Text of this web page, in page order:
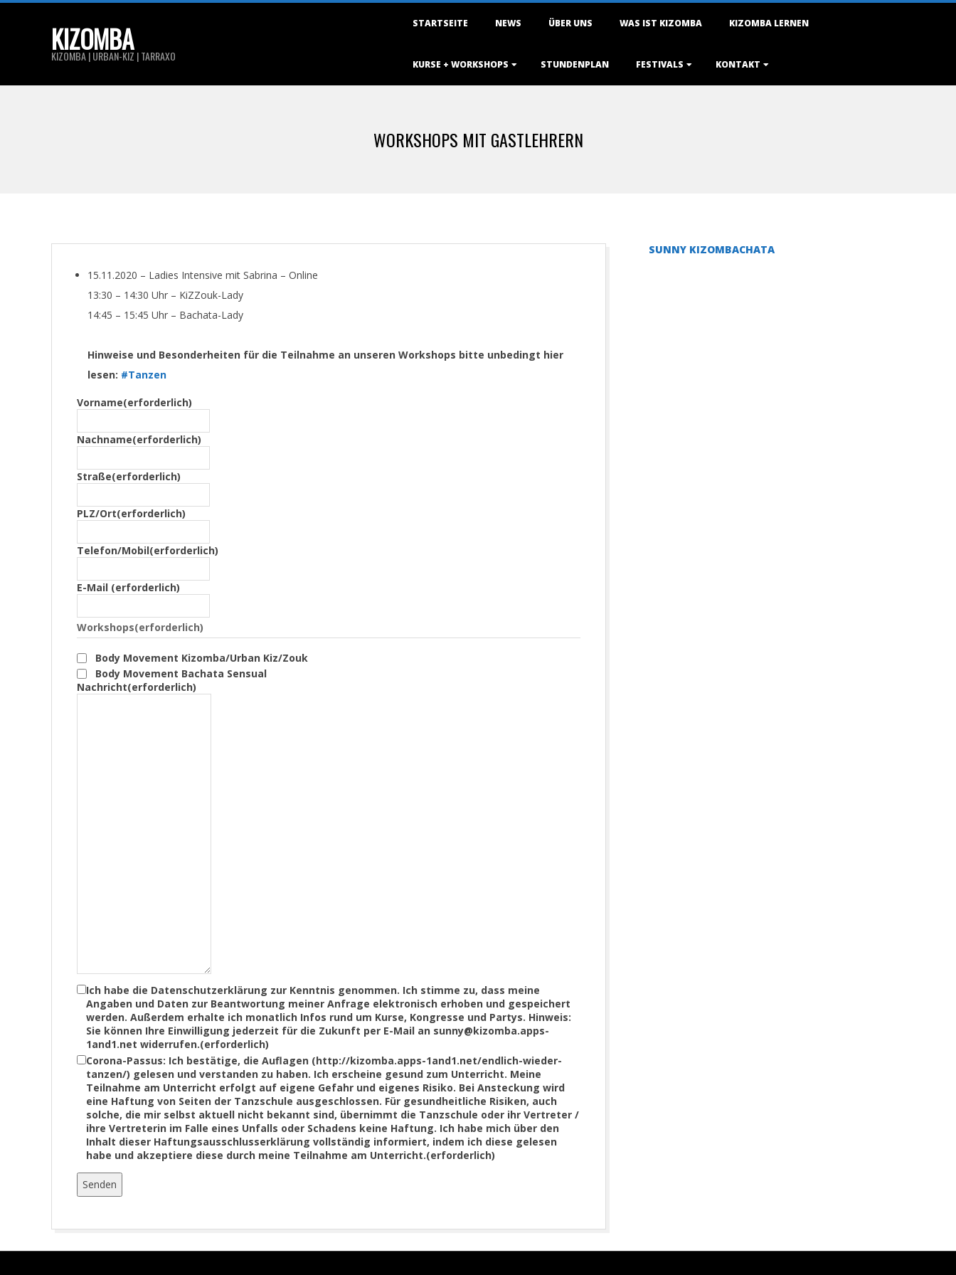
KIZOMBA
KIZOMBA | URBAN-KIZ | TARRAXO
STARTSEITE NEWS ÜBER UNS WAS IST KIZOMBA KIZOMBA LERNEN
KURSE + WORKSHOPS STUNDENPLAN FESTIVALS KONTAKT
WORKSHOPS MIT GASTLEHRERN
15.11.2020 – Ladies Intensive mit Sabrina – Online
13:30 – 14:30 Uhr – KiZZouk-Lady
14:45 – 15:45 Uhr – Bachata-Lady
Hinweise und Besonderheiten für die Teilnahme an unseren Workshops bitte unbedingt hier
lesen: #Tanzen
Vorname(erforderlich)
Nachname(erforderlich)
Straße(erforderlich)
PLZ/Ort(erforderlich)
Telefon/Mobil(erforderlich)
E-Mail (erforderlich)
Workshops(erforderlich)
Body Movement Kizomba/Urban Kiz/Zouk
Body Movement Bachata Sensual
Nachricht(erforderlich)
Ich habe die Datenschutzerklärung zur Kenntnis genommen. Ich stimme zu, dass meine
Angaben und Daten zur Beantwortung meiner Anfrage elektronisch erhoben und gespeichert
werden. Außerdem erhalte ich monatlich Infos rund um Kurse, Kongresse und Partys. Hinweis:
Sie können Ihre Einwilligung jederzeit für die Zukunft per E-Mail an sunny@kizomba.apps-
1and1.net widerrufen.(erforderlich)
Corona-Passus: Ich bestätige, die Auflagen (http://kizomba.apps-1and1.net/endlich-wieder-
tanzen/) gelesen und verstanden zu haben. Ich erscheine gesund zum Unterricht. Meine
Teilnahme am Unterricht erfolgt auf eigene Gefahr und eigenes Risiko. Bei Ansteckung wird
eine Haftung von Seiten der Tanzschule ausgeschlossen. Für gesundheitliche Risiken, auch
solche, die mir selbst aktuell nicht bekannt sind, übernimmt die Tanzschule oder ihr Vertreter /
ihre Vertreterin im Falle eines Unfalls oder Schadens keine Haftung. Ich habe mich über den
Inhalt dieser Haftungsausschlusserklärung vollständig informiert, indem ich diese gelesen
habe und akzeptiere diese durch meine Teilnahme am Unterricht.(erforderlich)
Senden
SUNNY KIZOMBACHATA